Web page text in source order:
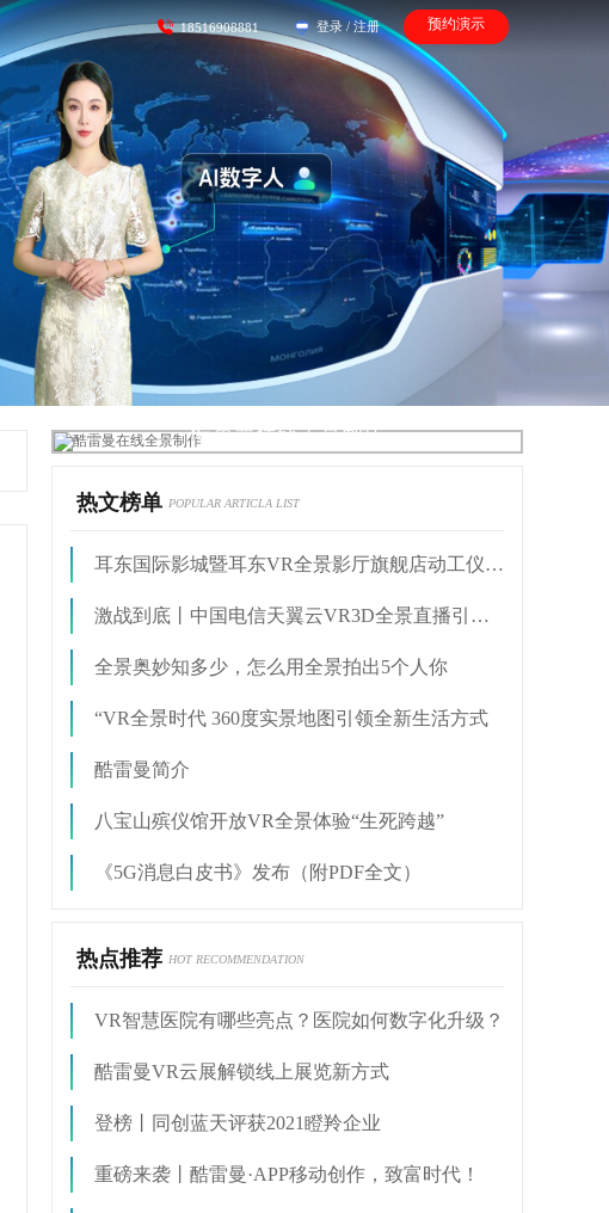
18516908881 登录 / 注册 预约演示
酷雷曼在线全景制作
热文榜单 POPULAR ARTICLA LIST
耳东国际影城暨耳东VR全景影厅旗舰店动工仪式盛大举行
激战到底丨中国电信天翼云VR3D全景直播引燃拳击热火
全景奥妙知多少，怎么用全景拍出5个人你
“VR全景时代 360度实景地图引领全新生活方式
酷雷曼简介
八宝山殡仪馆开放VR全景体验“生死跨越”
《5G消息白皮书》发布（附PDF全文）
热点推荐 HOT RECOMMENDATION
VR智慧医院有哪些亮点？医院如何数字化升级？
酷雷曼VR云展解锁线上展览新方式
登榜丨同创蓝天评获2021瞪羚企业
重磅来袭丨酷雷曼·APP移动创作，致富时代！